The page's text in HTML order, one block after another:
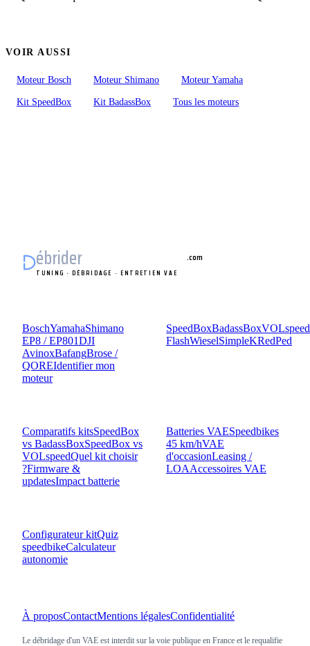
VOIR AUSSI
Moteur Bosch Moteur Shimano Moteur Yamaha
Kit SpeedBox Kit BadassBox Tous les moteurs
ébrider .com
TUNING · DÉBRIDAGE · ENTRETIEN VAE
BoschYamahaShimano
EP8 / EP801DJI
AvinoxBafangBrose /
QOREIdentifier mon
moteur
SpeedBoxBadassBoxVOLspeed
FlashWieselSimpleKRedPed
Comparatifs kitsSpeedBox
vs BadassBoxSpeedBox vs
VOLspeedQuel kit choisir
?Firmware &
updatesImpact batterie
Batteries VAESpeedbikes
45 km/hVAE
d'occasionLeasing /
LOAAccessoires VAE
Configurateur kitQuiz
speedbikeCalculateur
autonomie
À proposContactMentions légalesConfidentialité
Le débridage d'un VAE est interdit sur la voie publique en France et le requalifie